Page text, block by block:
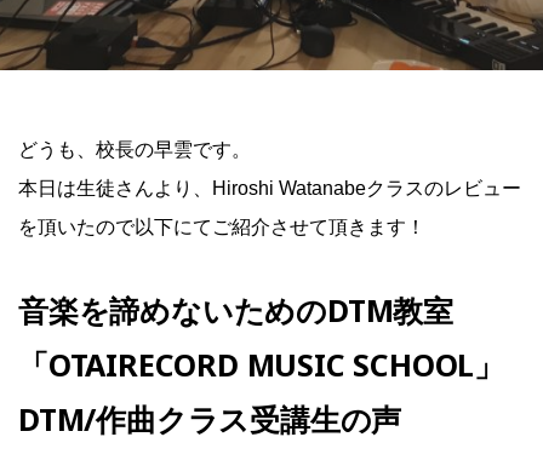
どうも、校長の早雲です。
本日は生徒さんより、Hiroshi Watanabeクラスのレビュー
を頂いたので以下にてご紹介させて頂きます！
音楽を諦めないためのDTM教室
「OTAIRECORD MUSIC SCHOOL 」
DTM/作曲クラス受講生の声